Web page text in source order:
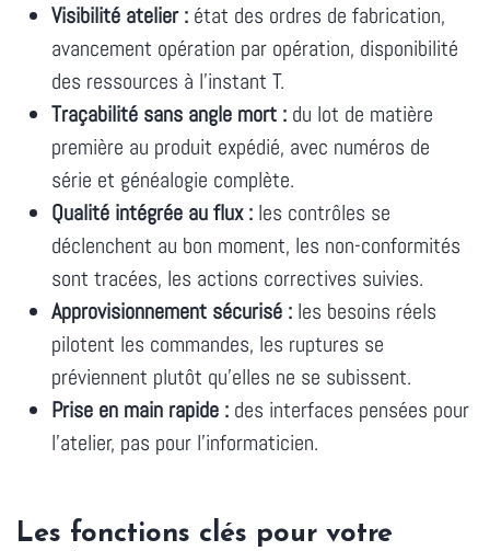
Visibilité atelier : état des ordres de fabrication,
avancement opération par opération, disponibilité
des ressources à l'instant T.
Traçabilité sans angle mort : du lot de matière
première au produit expédié, avec numéros de
série et généalogie complète.
Qualité intégrée au flux : les contrôles se
déclenchent au bon moment, les non-conformités
sont tracées, les actions correctives suivies.
Approvisionnement sécurisé : les besoins réels
pilotent les commandes, les ruptures se
préviennent plutôt qu'elles ne se subissent.
Prise en main rapide : des interfaces pensées pour
l'atelier, pas pour l'informaticien.
Les fonctions clés pour votre